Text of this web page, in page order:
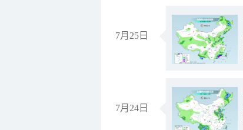
7月25日
7月24日